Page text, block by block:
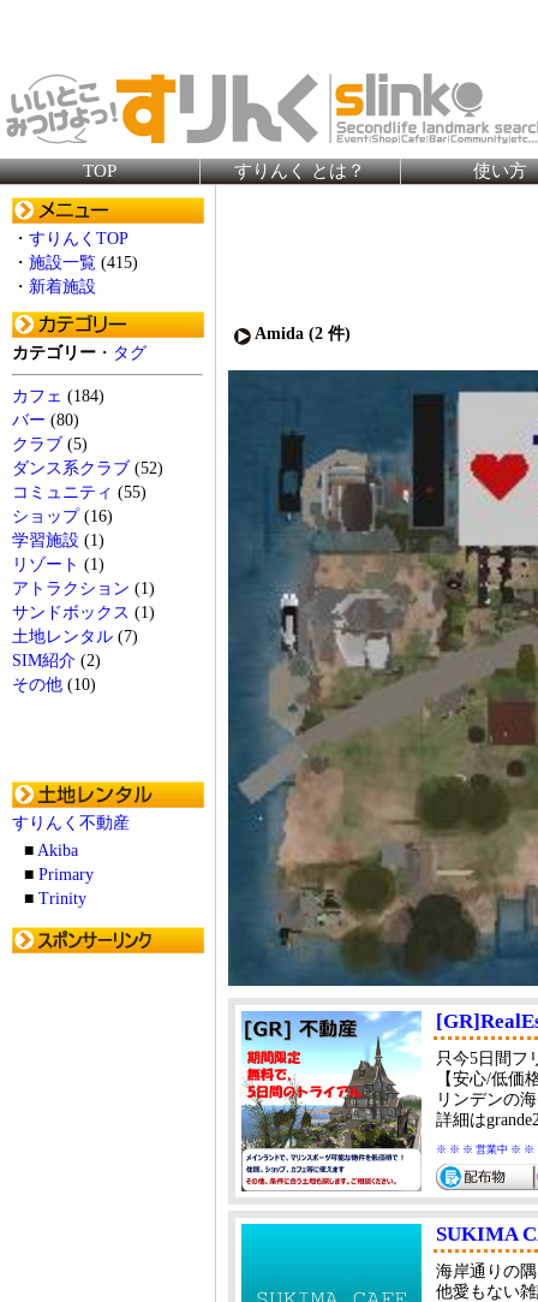
TOP すりんく とは？ 使い方
・ すりんくTOP
・ 施設一覧 (415)
・ 新着施設
カテゴリー ・ タグ
カフェ (184)
バー (80)
クラブ (5)
ダンス系クラブ (52)
コミュニティ (55)
ショップ(16)
学習施設 (1)
リゾート (1)
アトラクション (1)
サンドボックス (1)
土地レンタル (7)
SIM紹介 (2)
その他 (10)
すりんく不動産
■ Akiba
■ Primary
■ Trinity
Amida (2 件)
只今5日間フ
【安心/低価
リンデンの
詳細は
※ ※ ※ 営業中 ※ ※
SUKIMA
海岸通りの
他愛もない